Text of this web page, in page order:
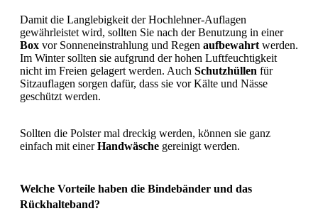
Damit die Langlebigkeit der Hochlehner-Auflagen
gewährleistet wird, sollten Sie nach der Benutzung in einer
Box vor Sonneneinstrahlung und Regen aufbewahrt werden.
Im Winter sollten sie aufgrund der hohen Luftfeuchtigkeit
nicht im Freien gelagert werden. Auch Schutzhüllen für
Sitzauflagen sorgen dafür, dass sie vor Kälte und Nässe
geschützt werden.
Sollten die Polster mal dreckig werden, können sie ganz
einfach mit einerHandwäsche gereinigt werden.
Welche Vorteile haben die Bindebänder und das
Rückhalteband?